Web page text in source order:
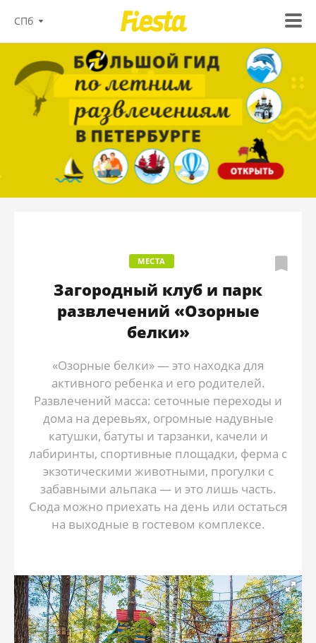
СПб
МЕСТА
Загородный клуб и парк
развлечений «Озорные
белки»
«Озорные белки» — это находка для
активного ребенка и его родителей.
Развлечений масса: сеточные переходы и
дома на деревьях, огромные надувные
катушки, батуты и тарзанки, качели и
лабиринты, спортивные площадки, ферма с
экзотическими животными, прогулки с
забавными альпака — и это лишь часть.
Сюда можно приехать на день или остаться
на выходные в гостевом комплексе.